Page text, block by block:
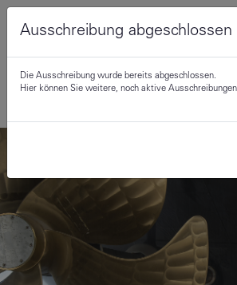
Ausschreibung abgeschlossen
Die Ausschreibung wurde bereits abgeschlossen.
Hier können Sie weitere, noch aktive